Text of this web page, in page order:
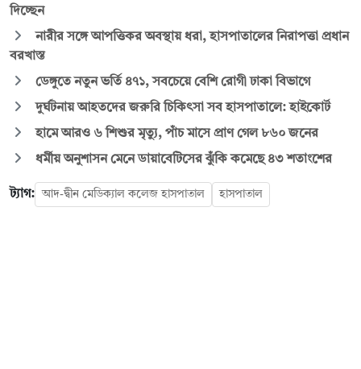
দিচ্ছেন
নারীর সঙ্গে আপত্তিকর অবস্থায় ধরা, হাসপাতালের নিরাপত্তা প্রধান
বরখাস্ত
ডেঙ্গুতে নতুন ভর্তি ৪৭১, সবচেয়ে বেশি রোগী ঢাকা বিভাগে
দুর্ঘটনায় আহতদের জরুরি চিকিৎসা সব হাসপাতালে: হাইকোর্ট
হামে আরও ৬ শিশুর মৃত্যু, পাঁচ মাসে প্রাণ গেল ৮৬০ জনের
ধর্মীয় অনুশাসন মেনে ডায়াবেটিসের ঝুঁকি কমেছে ৪৩ শতাংশের
ট্যাগ: আদ-দ্বীন মেডিক্যাল কলেজ হাসপাতাল হাসপাতাল